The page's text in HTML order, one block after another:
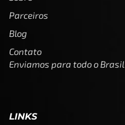
Parceiros
Blog
Contato
Enviamos para todo o Brasil
LINKS